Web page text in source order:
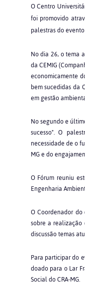
O Centro
foi promovido
palestras do
No dia 26, o tema
da CEMIG
economicamente
bem sucedidas da
em gestão
No segundo e
sucesso". O
necessidade de o
MG e do
O Fórum reuniu
Engenharia
O Coordenador
sobre a
discussão temas
Para participar do
doado para o Lar
Social do CRA-MG.